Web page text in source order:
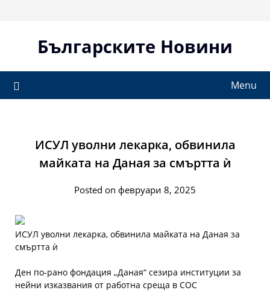
Българските Новини
Menu
ИСУЛ уволни лекарка, обвинила
майката на Даная за смъртта ѝ
Posted on февруари 8, 2025
ИСУЛ уволни лекарка, обвинила майката на Даная за
смъртта ѝ
Ден по-рано фондация „Даная“ сезира институции за
нейни изказвания от работна среща в СОС